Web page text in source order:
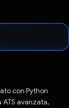
con Python
avanzata,